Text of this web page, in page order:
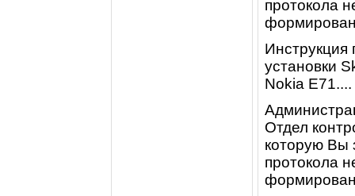
протокола
Инструкция
установки
Nokia E71....
Отдел
которую Вы
протокола